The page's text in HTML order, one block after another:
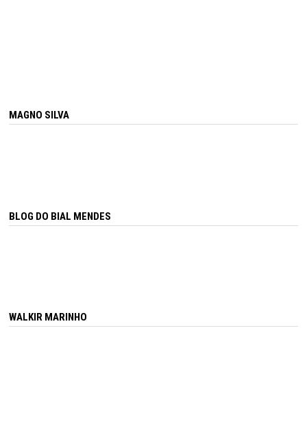
MAGNO SILVA
BLOG DO BIAL MENDES
WALKIR MARINHO